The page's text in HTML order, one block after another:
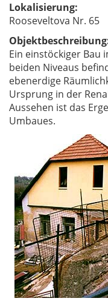
Lokalisierung:
Rooseveltova Nr. 65
Ein einstöckiger Bau
beiden Niveaus
ebenerdige
Ursprung in der
Aussehen ist das
Umbaues.